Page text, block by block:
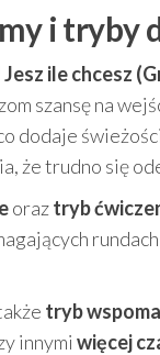
i tryby
ile chcesz
szansę na
dodaje
że trudno się
oraztryb
tryb
innymi więcej